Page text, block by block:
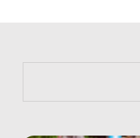
https://bit.ly/